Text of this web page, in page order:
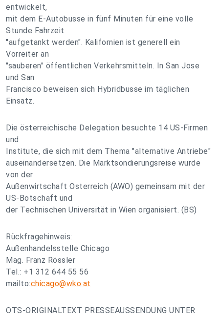
entwickelt,
mit dem E-Autobusse in fünf Minuten für eine volle
Stunde Fahrzeit
"aufgetankt werden". Kalifornien ist generell ein
Vorreiter an
"sauberen" öffentlichen Verkehrsmitteln. In San Jose
und San
Francisco beweisen sich Hybridbusse im täglichen
Einsatz.
Die österreichische Delegation besuchte 14 US-Firmen
und
Institute, die sich mit dem Thema "alternative Antriebe"
auseinandersetzen. Die Marktsondierungsreise wurde
von der
Außenwirtschaft Österreich (AWO) gemeinsam mit der
US-Botschaft und
der Technischen Universität in Wien organisiert. (BS)
Rückfragehinweis:
Außenhandelsstelle Chicago
Mag. Franz Rössler
Tel.: +1 312 644 55 56
mailto:chicago@wko.at
OTS-ORIGINALTEXT PRESSEAUSSENDUNG UNTER